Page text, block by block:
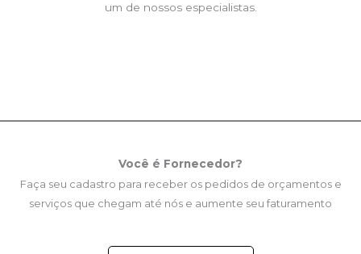
um de nossos especialistas.
Você é Fornecedor?
Faça seu cadastro para receber os pedidos de orçamentos e
serviços que chegam até nós e aumente seu faturamento